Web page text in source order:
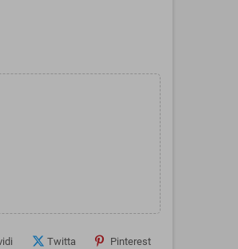
Twitta Pinterest